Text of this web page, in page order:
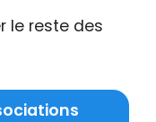
le reste des